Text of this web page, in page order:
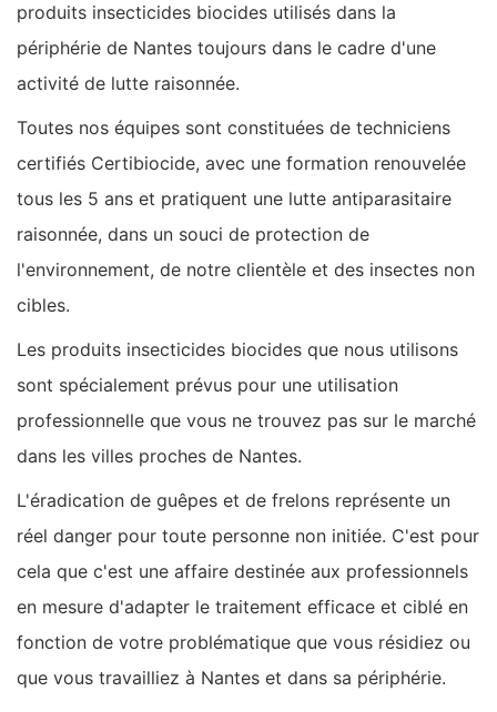
produits insecticides biocides utilisés dans la
périphérie de Nantes toujours dans le cadre d'une
activité de lutte raisonnée.
Toutes nos équipes sont constituées de techniciens
certifiés Certibiocide, avec une formation renouvelée
tous les 5 ans et pratiquent une lutte antiparasitaire
raisonnée, dans un souci de protection de
l'environnement, de notre clientèle et des insectes non
cibles.
Les produits insecticides biocides que nous utilisons
sont spécialement prévus pour une utilisation
professionnelle que vous ne trouvez pas sur le marché
dans les villes proches de Nantes.
L'éradication de guêpes et de frelons représente un
réel danger pour toute personne non initiée. C'est pour
cela que c'est une affaire destinée aux professionnels
en mesure d'adapter le traitement efficace et ciblé en
fonction de votre problématique que vous résidiez ou
que vous travailliez à Nantes et dans sa périphérie.